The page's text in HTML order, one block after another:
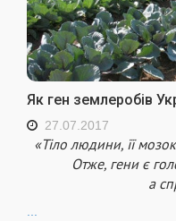
Як ген землеробів
27.07.2017
«Тіло людини, її
Отже, гени є
а